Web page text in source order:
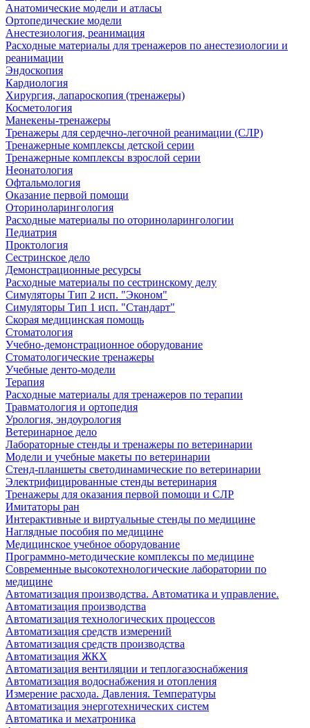
Анатомические модели и атласы
Ортопедические модели
Анестезиология, реанимация
Расходные материалы для тренажеров по анестезиологии и
реанимации
Эндоскопия
Кардиология
Хирургия, лапароскопия (тренажеры)
Косметология
Манекены-тренажеры
Тренажеры для сердечно-легочной реанимации (СЛР)
Тренажерные комплексы детской серии
Тренажерные комплексы взрослой серии
Неонатология
Офтальмология
Оказание первой помощи
Оториноларингология
Расходные материалы по оториноларингологии
Педиатрия
Проктология
Сестринское дело
Демонстрационные ресурсы
Расходные материалы по сестринскому делу
Симуляторы Тип 2 исп. "Эконом"
Симуляторы Тип 1 исп. "Стандарт"
Скорая медицинская помощь
Стоматология
Учебно-демонстрационное оборудование
Стоматологические тренажеры
Учебные денто-модели
Терапия
Расходные материалы для тренажеров по терапии
Травматология и ортопедия
Урология, эндоурология
Ветеринарное дело
Лабораторные стенды и тренажеры по ветеринарии
Модели и учебные макеты по ветеринарии
Стенд-планшеты светодинамические по ветеринарии
Электрифицированные стенды ветеринария
Тренажеры для оказания первой помощи и СЛР
Имитаторы ран
Интерактивные и виртуальные стенды по медицине
Наглядные пособия по медицине
Медицинское учебное оборудование
Программно-методические комплексы по медицине
Современные высокотехнологические лаборатории по
медицине
Автоматизация производства. Автоматика и управление.
Автоматизация производства
Автоматизация технологических процессов
Автоматизация средств измерений
Автоматизация средств производства
Автоматизация ЖКХ
Автоматизация вентиляции и теплогазоснабжения
Автоматизация водоснабжения и отопления
Измерение расхода. Давления. Температуры
Автоматизация энерготехнических систем
Автоматика и мехатроника